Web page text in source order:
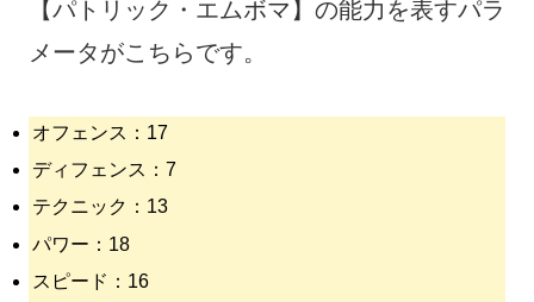
【パトリック・エムボマ】の能力を表すパラ
メータがこちらです。
オフェンス：17
ディフェンス：7
テクニック：13
パワー：18
スピード：16